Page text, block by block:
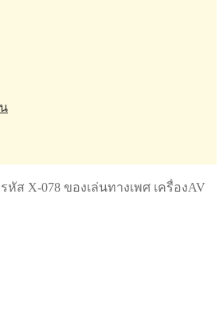
รหัส X-078 ของเล่นทางเพศ เครื่องAV